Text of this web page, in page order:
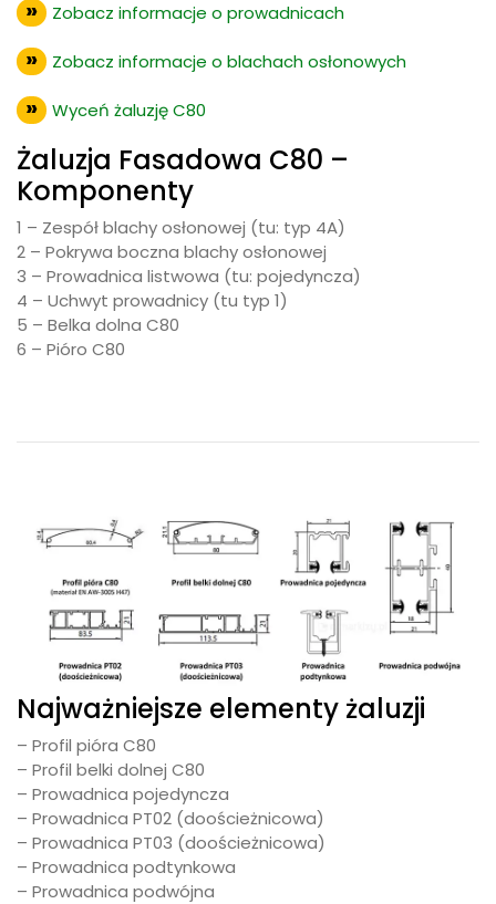
Zobacz informacje o prowadnicach
Zobacz informacje o blachach osłonowych
Wyceń żaluzję C80
Żaluzja Fasadowa C80 –
Komponenty
1 – Zespół blachy osłonowej (tu: typ 4A)
2 – Pokrywa boczna blachy osłonowej
3 – Prowadnica listwowa (tu: pojedyncza)
4 – Uchwyt prowadnicy (tu typ 1)
5 – Belka dolna C80
6 – Pióro C80
Najważniejsze elementy żaluzji
– Profil pióra C80
– Profil belki dolnej C80
– Prowadnica pojedyncza
– Prowadnica PT02 (doościeżnicowa)
– Prowadnica PT03 (doościeżnicowa)
– Prowadnica podtynkowa
– Prowadnica podwójna